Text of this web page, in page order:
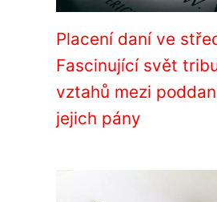
Placení daní ve
Fascinující svět
vztahů mezi
jejich pány